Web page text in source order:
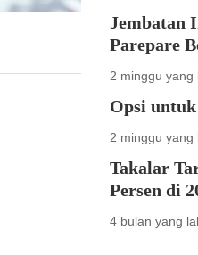
Jembatan
Parepare
2 minggu yang
Opsi
2 minggu yang
Takalar
Persen di
4 bulan yang